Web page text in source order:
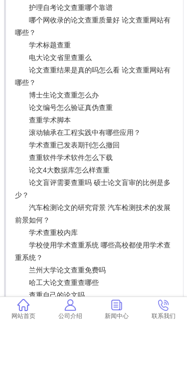
护理自考论文查重哪个靠谱
哪个网收录的论文查重质量好 论文查重网站有
哪些？
学术标题查重
电大论文省里查重么
论文查重结果是真的吗怎么看 论文查重网站有
哪些？
博士生论文查重怎么办
论文编号怎么验证真伪查重
查重学术脚本
滚动轴承在工程实践中有哪些应用？
学术查重已发表期刊怎么撤回
查重软件学术软件怎么下载
论文4大数据库怎么样查重
论文盲评需要查重吗 硕士论文盲审的比例是多
少？
汽车检测论文的研究背景 汽车检测技术的发展
前景如何？
学术查重校内库
学校使用学术查重系统 哪些高校都使用学术查
重系统？
兰州大学论文查重免费吗
哈工大论文查重查哪些
查重自己的论文吗
学术查重摘要和致谢
学术查重论文格式有影响吗
网站首页 公司介绍 新闻中心 联系我们